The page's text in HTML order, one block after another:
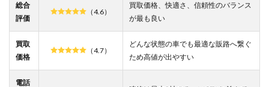
5
車一
括査
定は
やめ
うが
総合
評価
（4.6）
買取価格、快適さ、信頼性のバランス
が最も良い
買取
価格
（4.7）
どんな状態の車でも最適な販路へ繋ぐ
ため高値が出やすい
電話